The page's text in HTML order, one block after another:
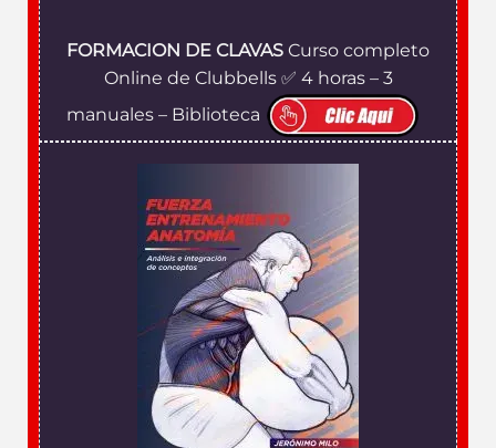
FORMACION DE CLAVAS Curso completo
Online de Clubbells ✅ 4 horas – 3
manuales – Biblioteca